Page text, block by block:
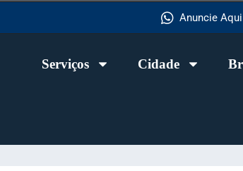
Anuncie Aqui
Serviços Cidade